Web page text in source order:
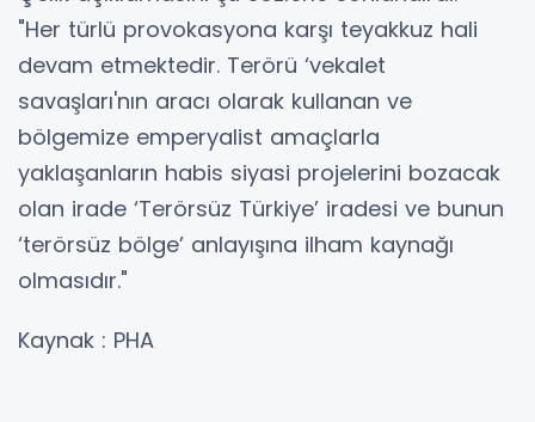
"Her türlü provokasyona karşı teyakkuz hali
devam etmektedir. Terörü ‘vekalet
savaşları'nın aracı olarak kullanan ve
bölgemize emperyalist amaçlarla
yaklaşanların habis siyasi projelerini bozacak
olan irade ‘Terörsüz Türkiye’ iradesi ve bunun
‘terörsüz bölge’ anlayışına ilham kaynağı
olmasıdır."
Kaynak : PHA